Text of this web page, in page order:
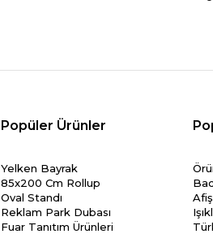
Popüler Ürünler
Yelken Bayrak
85x200 Cm Rollup
Oval Standı
Reklam Park Dubası
Fuar Tanıtım Ürünleri